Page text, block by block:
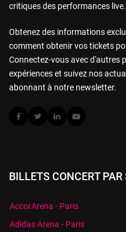
critiques des performances live.
Obtenez des informations
comment obtenir vos tickets
Connectez-vous avec d'autres
expériences et suivez nos
abonnant à notre newsletter.
BILLETS CONCERT
AccorArena - Paris
Adidas Arena - Paris